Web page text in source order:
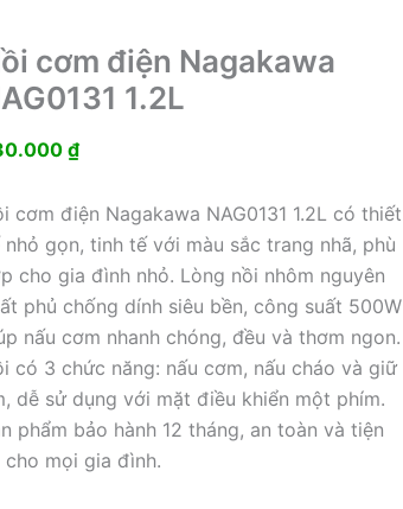
cơm điện Nagakawa
1.2L
₫
cơm điện Nagakawa NAG0131 1.2L có thiết
nhỏ gọn, tinh tế với màu sắc trang nhã, phù
cho gia đình nhỏ. Lòng nồi nhôm nguyên
phủ chống dính siêu bền, công suất 500W
nấu cơm nhanh chóng, đều và thơm ngon.
có 3 chức năng: nấu cơm, nấu cháo và giữ
dễ sử dụng với mặt điều khiển một phím.
phẩm bảo hành 12 tháng, an toàn và tiện
cho mọi gia đình.